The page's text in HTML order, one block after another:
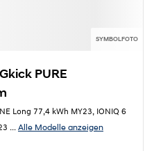
SYMBOLFOTO
PURE
Long 77,4 kWh MY23, IONIQ 6
... Alle Modelle anzeigen